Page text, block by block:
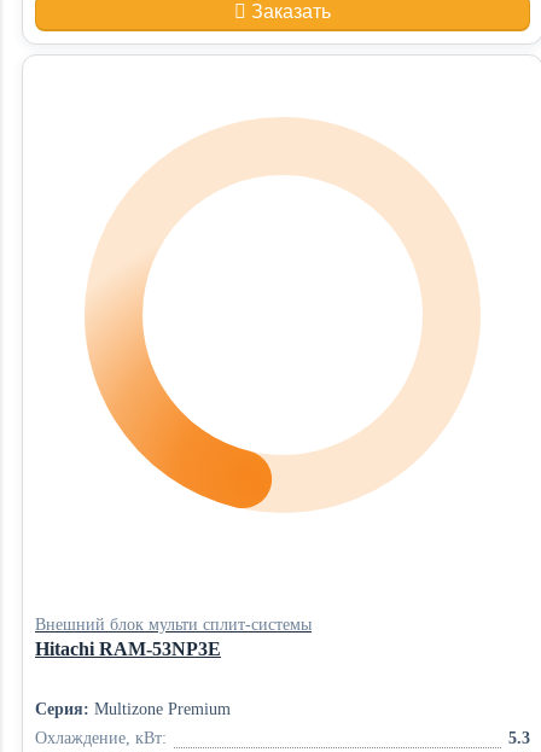
Заказать
Внешний блок мульти сплит-системы
Hitachi RAM-53NP3E
Серия: Multizone Premium
Охлаждение, кВт:
5.3